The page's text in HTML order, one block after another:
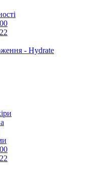
- Hydrate